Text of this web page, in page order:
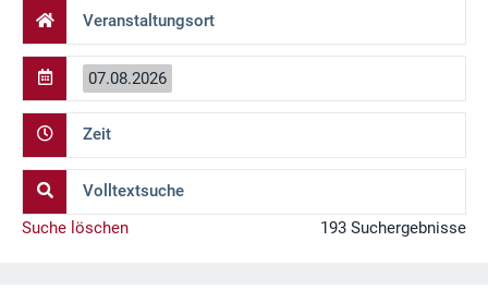
Veranstaltungsort
07.08.2026
Zeit
Volltextsuche
Suche löschen
193 Suchergebnisse